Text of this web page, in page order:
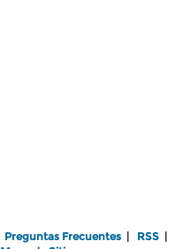
Preguntas Frecuentes | RSS |